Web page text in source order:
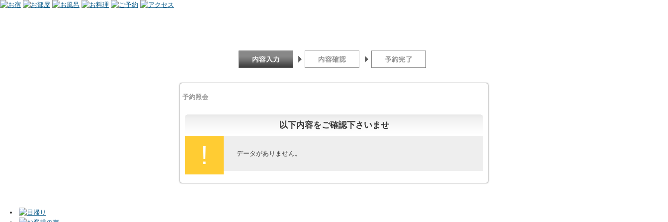
予約照会
以下内容をご確認下さいませ
! データがありません。